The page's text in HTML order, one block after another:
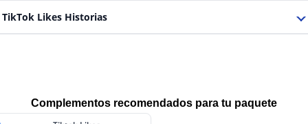
TikTok Likes Historias
Complementos recomendados para tu paquete